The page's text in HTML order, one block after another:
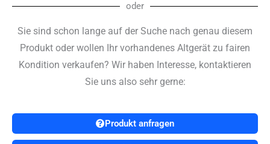
oder
Sie sind schon lange auf der Suche nach genau diesem
Produkt oder wollen Ihr vorhandenes Altgerät zu fairen
Kondition verkaufen? Wir haben Interesse, kontaktieren
Sie uns also sehr gerne:
Produkt anfragen